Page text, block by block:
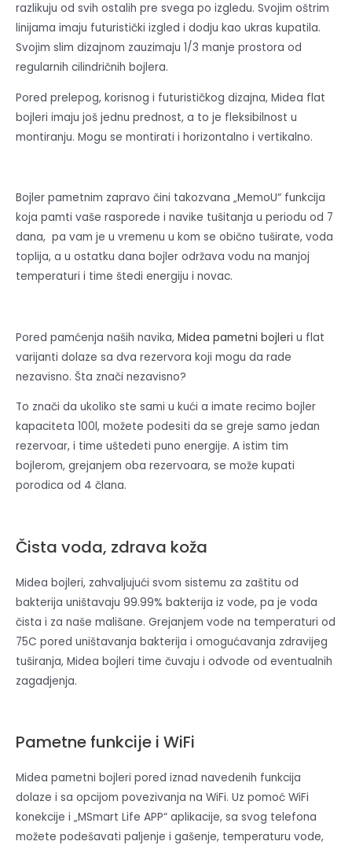
razlikuju od svih ostalih pre svega po izgledu. Svojim oštrim
linijama imaju futuristički izgled i dodju kao ukras kupatila.
Svojim slim dizajnom zauzimaju 1/3 manje prostora od
regularnih cilindričnih bojlera.
Pored prelepog, korisnog i futurističkog dizajna, Midea flat
bojleri imaju još jednu prednost, a to je fleksibilnost u
montiranju. Mogu se montirati i horizontalno i vertikalno.
Bojler pametnim zapravo čini takozvana „MemoU“ funkcija
koja pamti vaše rasporede i navike tušitanja u periodu od 7
dana, pa vam je u vremenu u kom se obično tuširate, voda
toplija, a u ostatku dana bojler održava vodu na manjoj
temperaturi i time štedi energiju i novac.
Pored pamćenja naših navika, Midea pametni bojleri u flat
varijanti dolaze sa dva rezervora koji mogu da rade
nezavisno. Šta znači nezavisno?
To znači da ukoliko ste sami u kući a imate recimo bojler
kapaciteta 100l, možete podesiti da se greje samo jedan
rezervoar, i time uštedeti puno energije. A istim tim
bojlerom, grejanjem oba rezervoara, se može kupati
porodica od 4 člana.
Čista voda, zdrava koža
Midea bojleri, zahvaljujući svom sistemu za zaštitu od
bakterija uništavaju 99.99% bakterija iz vode, pa je voda
čista i za naše mališane. Grejanjem vode na temperaturi od
75C pored uništavanja bakterija i omogućavanja zdravijeg
tuširanja, Midea bojleri time čuvaju i odvode od eventualnih
zagadjenja.
Pametne funkcije i WiFi
Midea pametni bojleri pored iznad navedenih funkcija
dolaze i sa opcijom povezivanja na WiFi. Uz pomoć WiFi
konekcije i „MSmart Life APP“ aplikacije, sa svog telefona
možete podešavati paljenje i gašenje, temperaturu vode,